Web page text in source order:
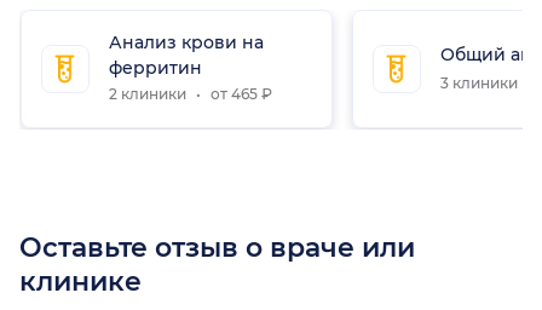
Анализ крови на
ферритин
2 клиники от 465 ₽
Общий
3 клиники
Оставьте отзыв о враче или
клинике